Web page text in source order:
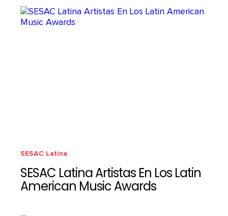
SESAC Latina
SESAC Latina Artistas En Los Latin
American Music Awards